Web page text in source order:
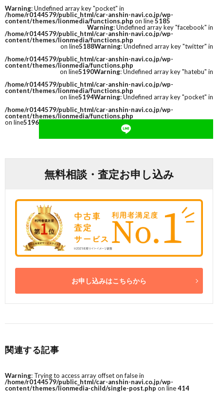
Warning: Undefined array key "pocket" in
/home/r0144579/public_html/car-anshin-navi.co.jp/wp-
content/themes/lionmedia/functions.php on line5185
Warning: Undefined array key "facebook" in
/home/r0144579/public_html/car-anshin-navi.co.jp/wp-
content/themes/lionmedia/functions.php
on line5188Warning: Undefined array key "twitter" in
/home/r0144579/public_html/car-anshin-navi.co.jp/wp-
content/themes/lionmedia/functions.php
on line5190Warning: Undefined array key "hatebu" in
/home/r0144579/public_html/car-anshin-navi.co.jp/wp-
content/themes/lionmedia/functions.php
on line5194Warning: Undefined array key "pocket" in
/home/r0144579/public_html/car-anshin-navi.co.jp/wp-
content/themes/lionmedia/functions.php
on line5196
無料相談・査定お申し込み
お申し込みはこちらから
関連する記事
Warning: Trying to access array offset on false in
/home/r0144579/public_html/car-anshin-navi.co.jp/wp-
content/themes/lionmedia-child/single-post.php on line414